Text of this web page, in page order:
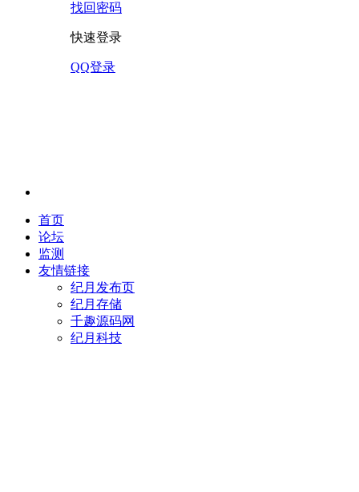
找回密码
快速登录
QQ登录
首页
论坛
监测
友情链接
纪月发布页
纪月存储
千趣源码网
纪月科技